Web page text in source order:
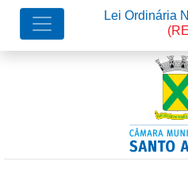
Lei Ordinária